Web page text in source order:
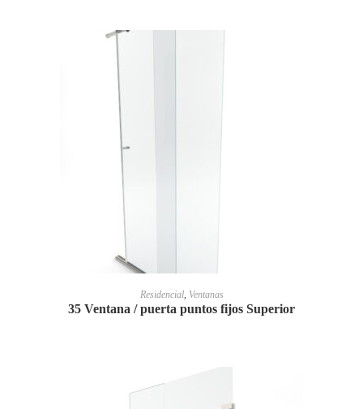
LEER MÁS
Residencial, Ventanas
35 Ventana / puerta puntos fijos Superior